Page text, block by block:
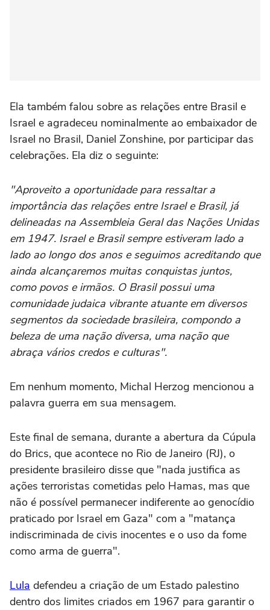
Ela também falou sobre as relações entre Brasil e
Israel e agradeceu nominalmente ao embaixador de
Israel no Brasil, Daniel Zonshine, por participar das
celebrações. Ela diz o seguinte:
"Aproveito a oportunidade para ressaltar a
importância das relações entre Israel e Brasil, já
delineadas na Assembleia Geral das Nações Unidas
em 1947. Israel e Brasil sempre estiveram lado a
lado ao longo dos anos e seguimos acreditando que
ainda alcançaremos muitas conquistas juntos,
como povos e irmãos. O Brasil possui uma
comunidade judaica vibrante atuante em diversos
segmentos da sociedade brasileira, compondo a
beleza de uma nação diversa, uma nação que
abraça vários credos e culturas".
Em nenhum momento, Michal Herzog mencionou a
palavra guerra em sua mensagem.
Este final de semana, durante a abertura da Cúpula
do Brics, que acontece no Rio de Janeiro (RJ), o
presidente brasileiro disse que "nada justifica as
ações terroristas cometidas pelo Hamas, mas que
não é possível permanecer indiferente ao genocídio
praticado por Israel em Gaza" com a "matança
indiscriminada de civis inocentes e o uso da fome
como arma de guerra".
Lula defendeu a criação de um Estado palestino
dentro dos limites criados em 1967 para garantir o